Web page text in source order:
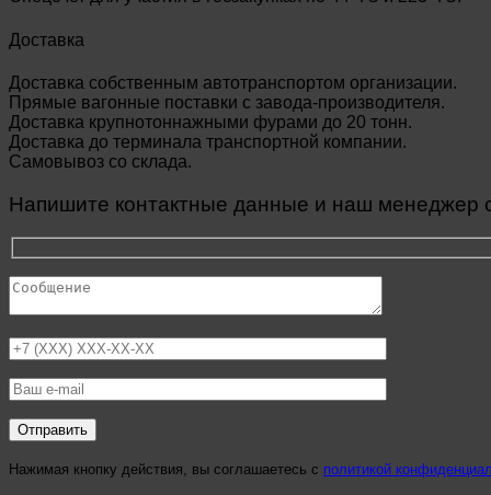
Доставка
Доставка собственным автотранспортом организации.
Прямые вагонные поставки с завода-производителя.
Доставка крупнотоннажными фурами до 20 тонн.
Доставка до терминала транспортной компании.
Самовывоз со склада.
Напишите контактные данные и наш менеджер
Нажимая кнопку действия, вы соглашаетесь с политикой